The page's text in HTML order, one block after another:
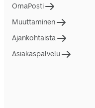
OmaPosti
Muuttaminen
Ajankohtaista
Asiakaspalvelu